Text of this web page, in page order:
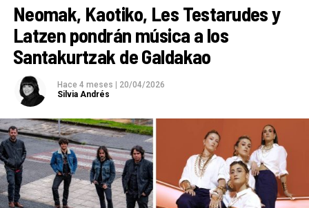
Neomak, Kaotiko, Les Testarudes y
Latzen pondrán música a los
Santakurtzak de Galdakao
Hace 4 meses
20/04/2026
Silvia Andrés